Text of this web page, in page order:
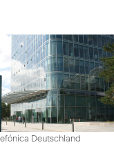
Deutschland